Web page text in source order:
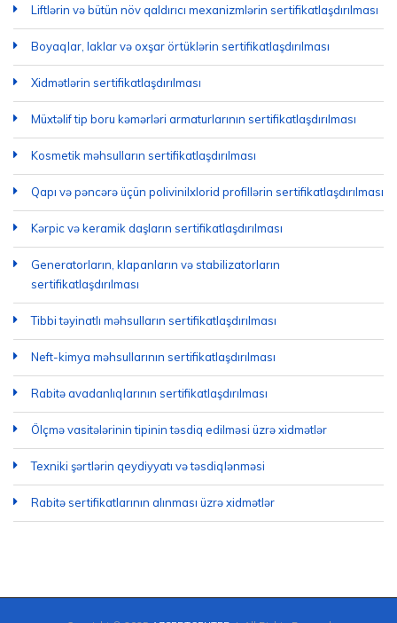
Liftlərin və bütün növ qaldırıcı mexanizmlərin sertifikatlaşdırılması
Boyaqlar, laklar və oxşar örtüklərin sertifikatlaşdırılması
Xidmətlərin sertifikatlaşdırılması
Müxtəlif tip boru kəmərləri armaturlarının sertifikatlaşdırılması
Kosmetik məhsulların sertifikatlaşdırılması
Qapı və pəncərə üçün polivinilxlorid profillərin sertifikatlaşdırılması
Kərpic və keramik daşların sertifikatlaşdırılması
Generatorların, klapanların və stabilizatorların
sertifikatlaşdırılması
Tibbi təyinatlı məhsulların sertifikatlaşdırılması
Neft-kimya məhsullarının sertifikatlaşdırılması
Rabitə avadanlıqlarının sertifikatlaşdırılması
Ölçmə vasitələrinin tipinin təsdiq edilməsi üzrə xidmətlər
Texniki şərtlərin qeydiyyatı və təsdiqlənməsi
Rabitə sertifikatlarının alınması üzrə xidmətlər